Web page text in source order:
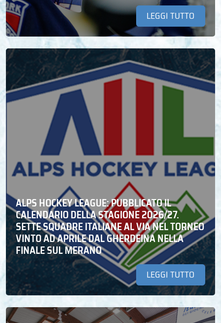
LEGGI TUTTO
ALPS HOCKEY LEAGUE: PUBBLICATO IL
CALENDARIO DELLA STAGIONE 2026/27.
SETTE SQUADRE ITALIANE AL VIA NEL TORNEO
VINTO AD APRILE DAL GHERDEINA NELLA
FINALE SUL MERANO
LEGGI TUTTO